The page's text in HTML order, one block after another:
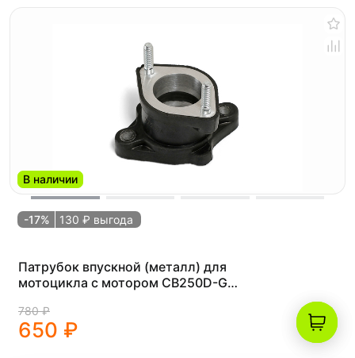
В наличии
-17% 130 ₽ выгода
Патрубок впускной (металл) для
мотоцикла с мотором CB250D-G
ZS172FMM
780 ₽
650 ₽